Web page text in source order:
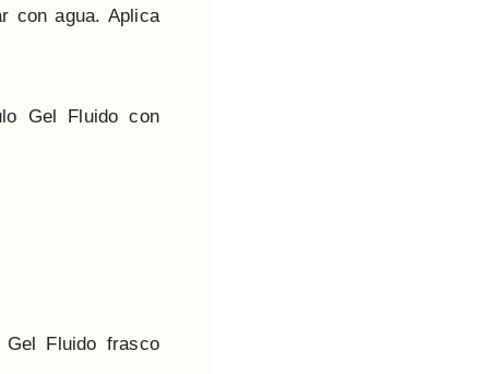
con agua. Aplica
Gel Fluido con
Fluido frasco